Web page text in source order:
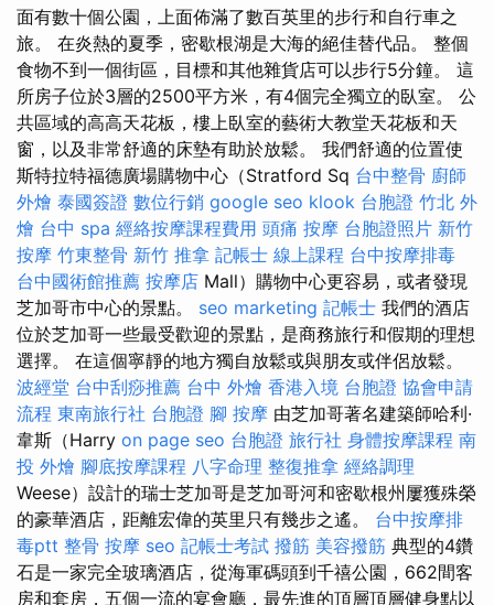
面有數十個公園，上面佈滿了數百英里的步行和自行車之
旅。 在炎熱的夏季，密歇根湖是大海的絕佳替代品。 整個
食物不到一個街區，目標和其他雜貨店可以步行5分鐘。 這
所房子位於3層的2500平方米，有4個完全獨立的臥室。 公
共區域的高高天花板，樓上臥室的藝術大教堂天花板和天
窗，以及非常舒適的床墊有助於放鬆。 我們舒適的位置使
斯特拉特福德廣場購物中心（Stratford Sq 台中整骨 廚師
外燴 泰國簽證 數位行銷 google seo klook 台胞證 竹北 外
燴 台中 spa 經絡按摩課程費用 頭痛 按摩 台胞證照片 新竹
按摩 竹東整骨 新竹 推拿 記帳士 線上課程 台中按摩排毒
台中國術館推薦 按摩店 Mall）購物中心更容易，或者發現
芝加哥市中心的景點。 seo marketing 記帳士 我們的酒店
位於芝加哥一些最受歡迎的景點，是商務旅行和假期的理想
選擇。 在這個寧靜的地方獨自放鬆或與朋友或伴侶放鬆。
波經堂 台中刮痧推薦 台中 外燴 香港入境 台胞證 協會申請
流程 東南旅行社 台胞證 腳 按摩 由芝加哥著名建築師哈利·
韋斯（Harry on page seo 台胞證 旅行社 身體按摩課程 南
投 外燴 腳底按摩課程 八字命理 整復推拿 經絡調理
Weese）設計的瑞士芝加哥是芝加哥河和密歇根州屢獲殊榮
的豪華酒店，距離宏偉的英里只有幾步之遙。 台中按摩排
毒ptt 整骨 按摩 seo 記帳士考試 撥筋 美容撥筋 典型的4鑽
石是一家完全玻璃酒店，從海軍碼頭到千禧公園，662間客
房和套房，五個一流的宴會廳，最先進的頂層頂層健身點以